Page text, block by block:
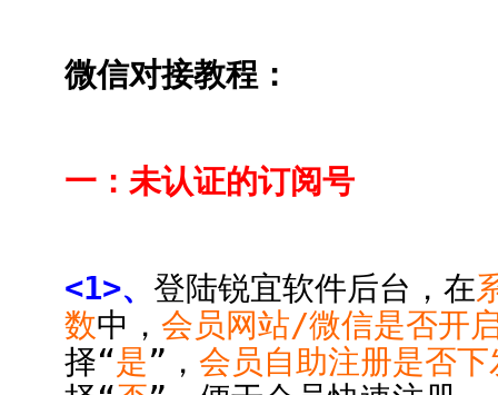
微信对接教程：
一：未认证的订阅号
<1>、 登陆锐宜软件后台，在
数中， 会员网站/微信是否开
择“是”， 会员自助注册是否